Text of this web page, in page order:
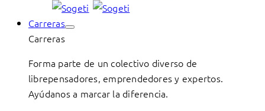
Carreras
Carreras
Forma parte de un colectivo diverso de
librepensadores, emprendedores y expertos.
Ayúdanos a marcar la diferencia.